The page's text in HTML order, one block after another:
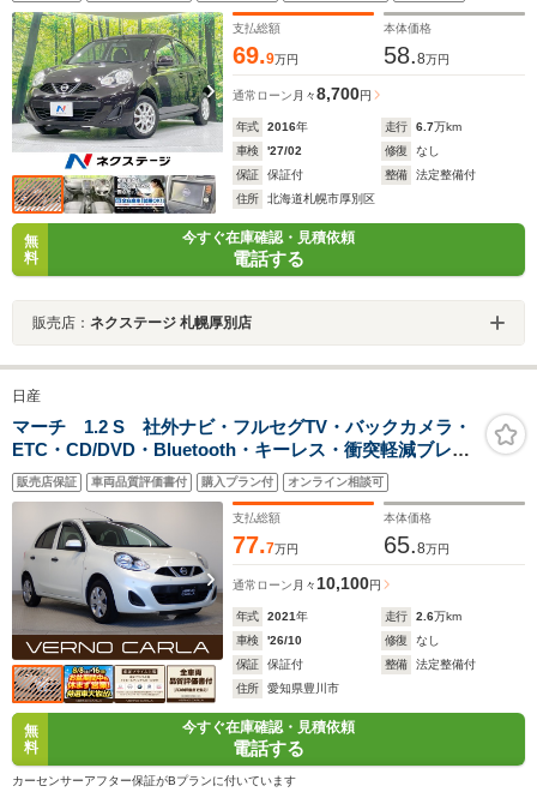
ョンコントロール
支払総額
69.9万円
本体価格
58.8万円
通常ローン 月々8,700円
年式 2016年 走行 6.7万km
車検
'27/02 修復
なし
保証
保証付 整備
法定整備付
住所
北海道札幌市厚別区
無
料
今すぐ在庫確認・見積依頼
電話する
販売店： ネクステージ 札幌厚別店
日産
マーチ 1.2 S 社外ナビ・フルセグTV・バックカメラ・
ETC・CD/DVD・Bluetooth・キーレス・衝突軽減ブレー
キ・ドライブレコーダー
販売店保証 車両品質評価書付 購入プラン付 オンライン相談可
支払総額
77.7万円
本体価格
65.8万円
通常ローン 月々 10,100円
年式 2021年 走行 2.6万km
車検
'26/10 修復
なし
保証
保証付 整備
法定整備付
住所
愛知県豊川市
無
料
今すぐ在庫確認・見積依頼
電話する
カーセンサーアフター保証がBプランに付いています